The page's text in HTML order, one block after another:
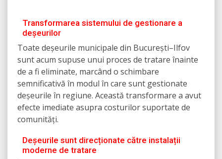
Transformarea sistemului de gestionare a
deșeurilor
Toate deșeurile municipale din București–Ilfov
sunt acum supuse unui proces de tratare înainte
de a fi eliminate, marcând o schimbare
semnificativă în modul în care sunt gestionate
deșeurile în regiune. Această transformare a avut
efecte imediate asupra costurilor suportate de
comunități.
Deșeurile sunt direcționate către instalații
moderne de tratare